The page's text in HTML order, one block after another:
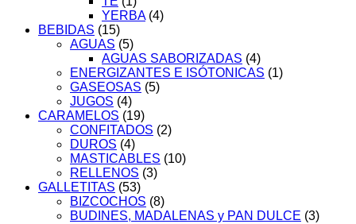
YERBA (4)
BEBIDAS (15)
AGUAS (5)
AGUAS SABORIZADAS (4)
ENERGIZANTES E ISÓTONICAS (1)
GASEOSAS (5)
JUGOS (4)
CARAMELOS (19)
CONFITADOS (2)
DUROS (4)
MASTICABLES (10)
RELLENOS (3)
GALLETITAS (53)
BIZCOCHOS (8)
BUDINES, MADALENAS y PAN DULCE (3)